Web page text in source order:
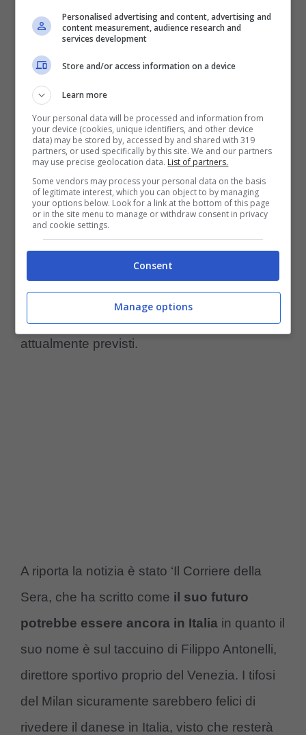
poterlo convincere a diventare un nuovo
riferimento difensivo per il club lagunare.
L’inizio di stagione della neopromossa ha già
dimostrato le potenzialità offensive del club,
ma ancora dietro c’è tanto da lavorare per
pensare alla salvezza.
Kjaer potrebbe portare una svolta per
l’interpretazione della linea, garantire ancora
qualità in impostazione, esattamente quello
Eusebio Di Francesco
marcature precise e puntuali, in modo da
subire meno gol
attualmente previsti.
A riporta la notizia è stato ‘Il Corriere della
Sera, che ha scritto come il suo futuro
potrebbe essere ancora in Italia in quanto il
suo nome è sul taccuino di Filippo Antonelli,
direttore sportivo proprio del Venezia. I tifosi
del Milan sicuramente sarebbero felici di
rivedere il danese in Italia, visto che resterà
Personalised advertising and content, advertising and
content measurement, audience research and
services development
Store and/or access information on a device
Learn more
Your personal data will be processed and information from
your device (cookies, unique identifiers, and other device
data) may be stored by, accessed by and shared with 319
partners, or used specifically by this site. We and our partners
may use precise geolocation data. List of partners.
Some vendors may process your personal data on the basis
of legitimate interest, which you can object to by managing
your options below. Look for a link at the bottom of this page
or in the site menu to manage or withdraw consent in privacy
and cookie settings.
Consent
Manage options